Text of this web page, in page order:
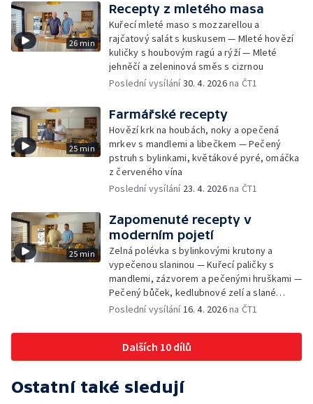
26 min
Recepty z mletého masa
Kuřecí mleté maso s mozzarellou a
rajčatový salát s kuskusem — Mleté hovězí
kuličky s houbovým ragú a rýží — Mleté
jehněčí a zeleninová směs s cizrnou
Poslední vysílání30. 4. 2026na ČT1
25 min
Farmářské recepty
Hovězí krk na houbách, noky a opečená
mrkev s mandlemi a libečkem — Pečený
pstruh s bylinkami, květákové pyré, omáčka
z červeného vína
Poslední vysílání 23. 4. 2026na ČT1
25 min
Zapomenuté recepty v
moderním pojetí
Zelná polévka s bylinkovými krutony a
vypečenou slaninou — Kuřecí paličky s
mandlemi, zázvorem a pečenými hruškami —
Pečený bůček, kedlubnové zelí a slané
škubánky
Poslední vysílání16. 4. 2026na ČT1
Dalších 10 dílů
Ostatní také sledují